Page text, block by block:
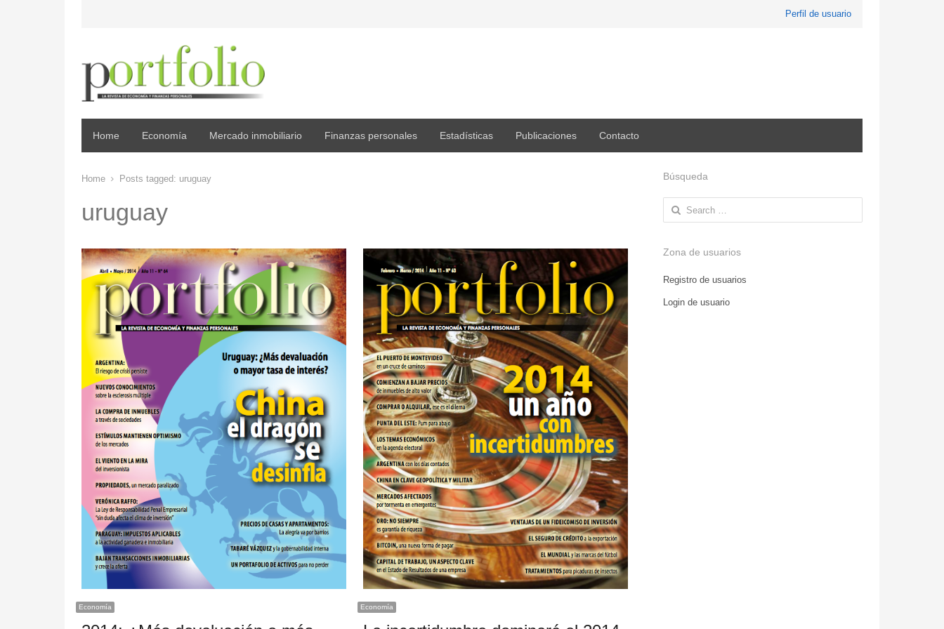
Perfil de usuario
Home Economía Mercado inmobiliario Finanzas personales Estadísticas Publicaciones Contacto
Home Posts tagged: uruguay
uruguay
Economía Economía
Búsqueda
Search
for:
Zona de usuarios
Registro de usuarios
Login de usuario